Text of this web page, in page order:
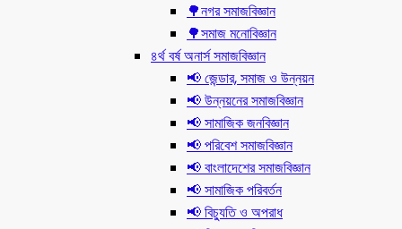
🌳নগর সমাজবিজ্ঞান
🌳সমাজ মনোবিজ্ঞান
৪র্থ বর্ষ অনার্স সমাজবিজ্ঞান
📢 জেন্ডার, সমাজ ও উন্নয়ন
📢 উন্নয়নের সমাজবিজ্ঞান
📢 সামাজিক জনবিজ্ঞান
📢 পরিবেশ সমাজবিজ্ঞান
📢 বাংলাদেশের সমাজবিজ্ঞান
📢 সামাজিক পরিবর্তন
📢 বিচ্যুতি ও অপরাধ